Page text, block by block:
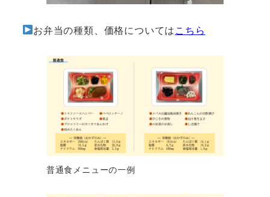
お弁当の種類、価格についてはこちら
普通食メニューの一例